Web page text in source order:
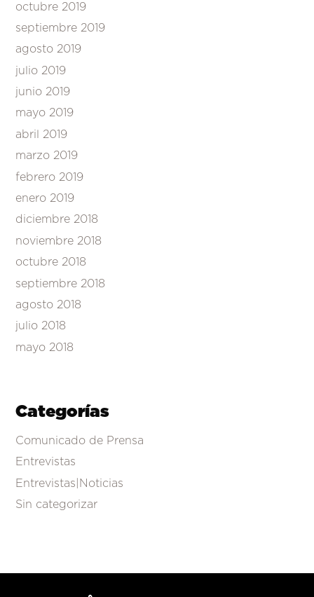
octubre 2019
septiembre 2019
agosto 2019
julio 2019
junio 2019
mayo 2019
abril 2019
marzo 2019
febrero 2019
enero 2019
diciembre 2018
noviembre 2018
octubre 2018
septiembre 2018
agosto 2018
julio 2018
mayo 2018
Categorías
Comunicado de Prensa
Entrevistas
Entrevistas|Noticias
Sin categorizar